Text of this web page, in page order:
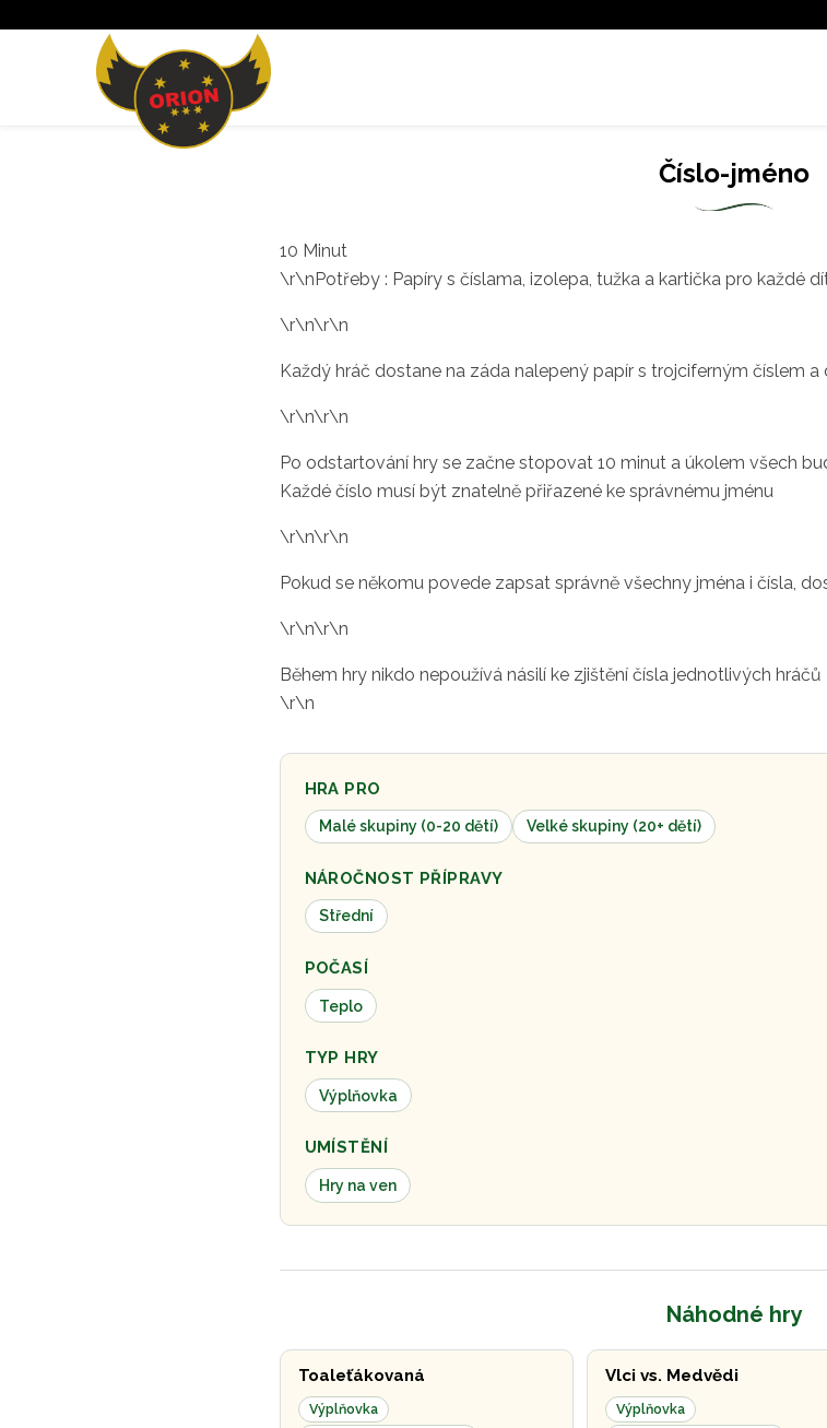
Číslo-jméno
10 Minut
\r\nPotřeby : Papíry s číslama, izolepa, tužka a kartička pro každé
\r\n\r\n
Každý hráč dostane na záda nalepený papír s trojciferným číslem
\r\n\r\n
Po odstartování hry se začne stopovat 10 minut a úkolem všech
Každé číslo musí být znatelně přiřazené ke správnému jménu
\r\n\r\n
Pokud se někomu povede zapsat správně všechny jména i čísla,
\r\n\r\n
Během hry nikdo nepoužívá násilí ke zjištění čísla jednotlivých hráčů
\r\n
HRA PRO
Malé skupiny (0-20 dětí) Velké skupiny (20+ dětí)
NÁROČNOST PŘÍPRAVY
Střední
POČASÍ
Teplo
TYP HRY
Výplňovka
UMÍSTĚNÍ
Hry na ven
Náhodné hry
Toaleťákovaná
Výplňovka
Vlci vs. Medvědi
Výplňovka